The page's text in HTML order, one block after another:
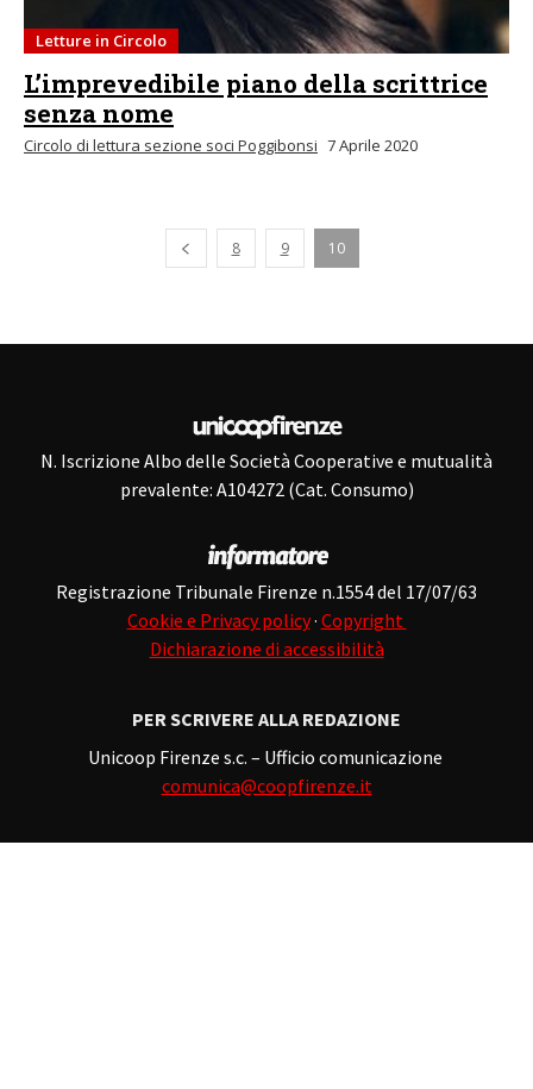
Letture in Circolo
L’imprevedibile piano della scrittrice
senza nome
Circolo di lettura sezione soci Poggibonsi 7 Aprile 2020
Pagina precedente
8 9 10
N. Iscrizione Albo delle Società Cooperative e mutualità
prevalente: A104272 (Cat. Consumo)
Registrazione Tribunale Firenze n.1554 del 17/07/63
Cookie e Privacy policy· Copyright
Dichiarazione di accessibilità
PER SCRIVERE ALLA REDAZIONE
Unicoop Firenze s.c. – Ufficio comunicazione
comunica@coopfirenze.it